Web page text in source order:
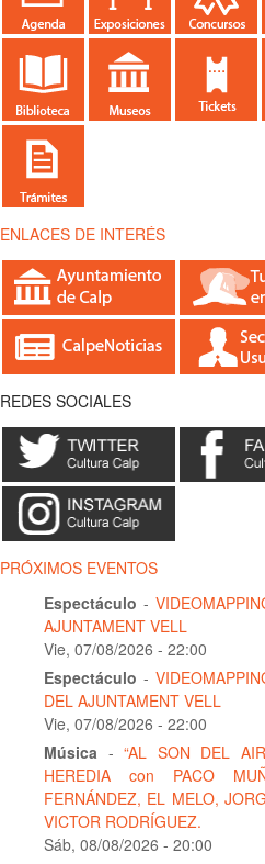
ENLACES DE INTERÉS
REDES SOCIALES
PRÓXIMOS EVENTOS
Espectáculo -
AJUNTAMENT VELL
Vie, 07/08/2026 - 22:00
Espectáculo -
DEL AJUNTAMENT VELL
Vie, 07/08/2026 - 22:00
Música -“AL SON DEL
HEREDIA con PACO
FERNÁNDEZ, EL MELO,
VICTOR RODRÍGUEZ.
Sáb, 08/08/2026 - 20:00